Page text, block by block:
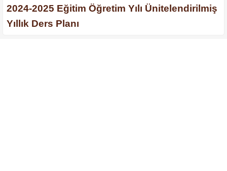
2024-2025 Eğitim Öğretim Yılı Ünitelendirilmiş
Yıllık Ders Planı